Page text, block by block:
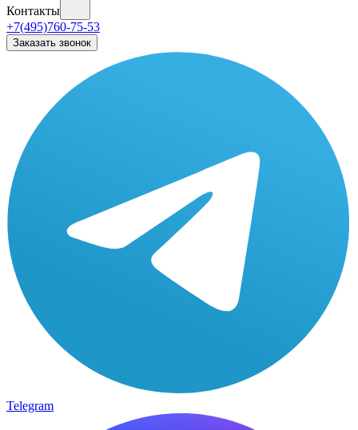
Контакты
+7(495)760-75-53
Заказать звонок
Telegram